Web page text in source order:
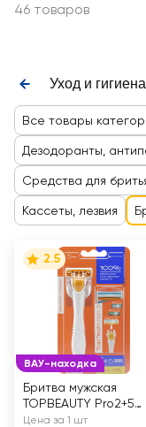
46 товаров
Уход и гигиена
Все товары
Дезодоранты,
Средства для
Кассеты, лезвия
ВАУ-находка
2.5
Бритва мужская
TOPBEAUTY Pro2+5
сменных кассет
Цена за 1 шт